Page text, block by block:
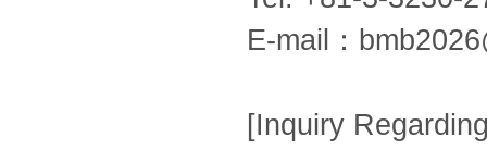
E-mail：
[Inquiry